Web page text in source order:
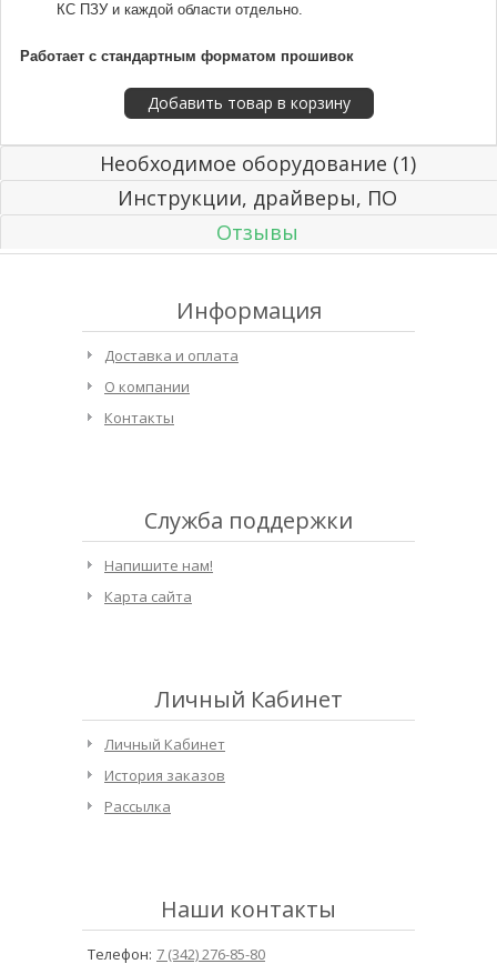
КС ПЗУ и каждой области отдельно.
Работает с стандартным форматом прошивок
Необходимое оборудование (1)
Инструкции, драйверы, ПО
Отзывы
Информация
Доставка и оплата
О компании
Контакты
Служба поддержки
Напишите нам!
Карта сайта
Личный Кабинет
Личный Кабинет
История заказов
Рассылка
Наши контакты
Телефон: 7 (342) 276-85-80